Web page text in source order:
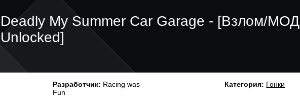
Deadly My Summer Car Garage - [Взлом/МОД
Unlocked]
Разработчик: Racing was
Fun
Категория: Гонки